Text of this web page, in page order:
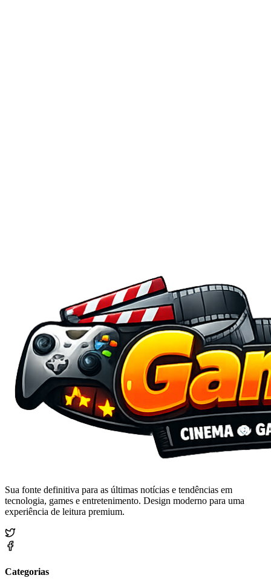
Sua fonte definitiva para as últimas notícias e tendências em
tecnologia, games e entretenimento. Design moderno para uma
experiência de leitura premium.
Categorias